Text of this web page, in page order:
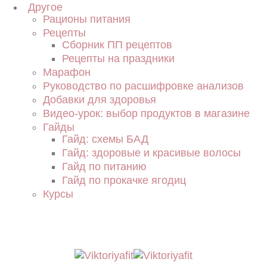
Другое
Рационы питания
Рецепты
Сборник ПП рецептов
Рецепты на праздники
Марафон
Руководство по расшифровке анализов
Добавки для здоровья
Видео-урок: выбор продуктов в магазине
Гайды
Гайд: схемы БАД
Гайд: здоровые и красивые волосы
Гайд по питанию
Гайд по прокачке ягодиц
Курсы